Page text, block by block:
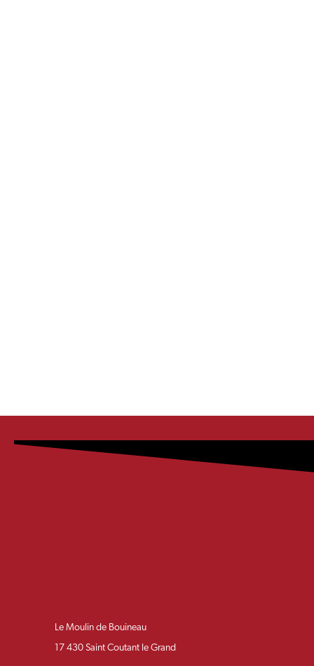
Le Moulin de Bouineau
17 430 Saint Coutant le Grand